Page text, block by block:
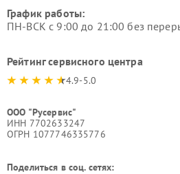
График работы:
ПН-ВСК с 9:00 до 21:00 без
Рейтинг сервисного центра
4.9-5.0
ООО "Русервис"
ИНН 7702633247
ОГРН 1077746335776
Поделиться в соц. сетях: